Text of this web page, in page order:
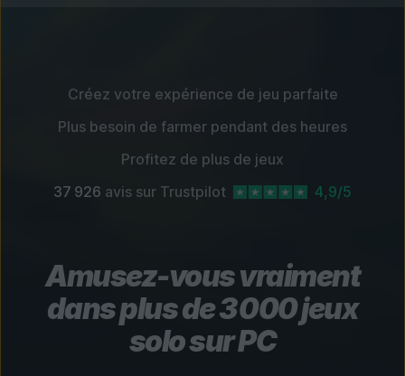
Créez votre expérience de jeu parfaite
Plus besoin de farmer pendant des heures
Profitez de plus de jeux
37 926 avis sur Trustpilot 4,9/5
Amusez-vous vraiment
dans plus de 3 000 jeux
solo sur PC